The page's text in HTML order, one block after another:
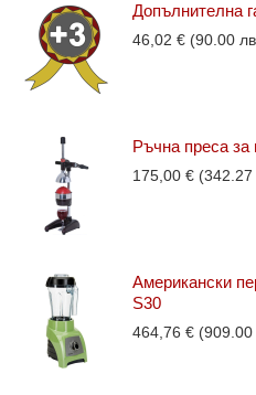
Допълнителна
46,02 € (90.00
Ръчна преса за
175,00 € (342.27
Американски
S30
464,76 € (909.00